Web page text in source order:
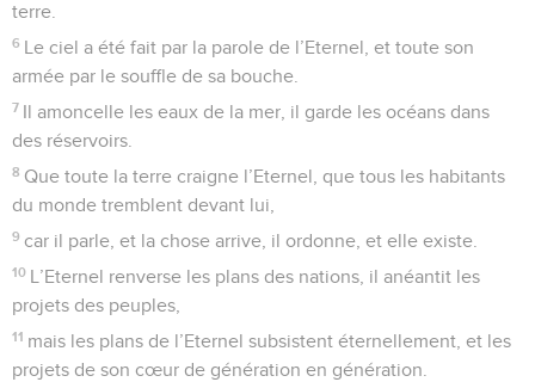
terre.
6 Le ciel a été fait par la parole de l’Eternel, et toute son
armée par le souffle de sa bouche.
7 Il amoncelle les eaux de la mer, il garde les océans dans
des réservoirs.
8 Que toute la terre craigne l’Eternel, que tous les habitants
du monde tremblent devant lui,
9 car il parle, et la chose arrive, il ordonne, et elle existe.
10 L’Eternel renverse les plans des nations, il anéantit les
projets des peuples,
11 mais les plans de l’Eternel subsistent éternellement, et les
projets de son cœur de génération en génération.